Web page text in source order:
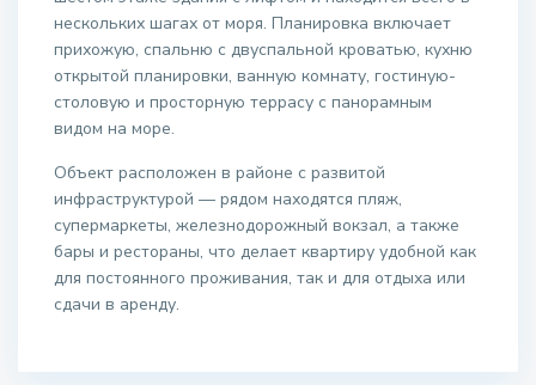
нескольких шагах от моря. Планировка включает
прихожую, спальню с двуспальной кроватью, кухню
открытой планировки, ванную комнату, гостиную-
столовую и просторную террасу с панорамным
видом на море.
Объект расположен в районе с развитой
инфраструктурой — рядом находятся пляж,
супермаркеты, железнодорожный вокзал, а также
бары и рестораны, что делает квартиру удобной как
для постоянного проживания, так и для отдыха или
сдачи в аренду.